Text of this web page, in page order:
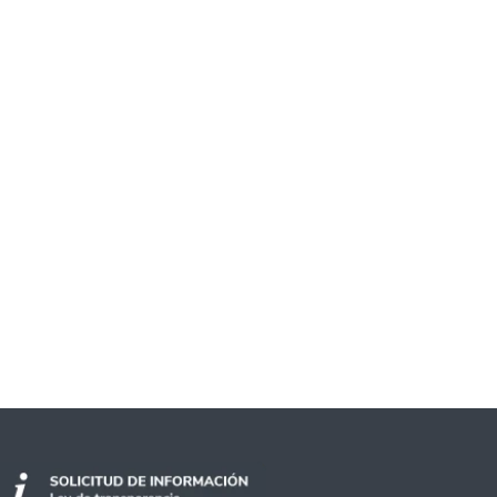
colaboración de la Universidad de